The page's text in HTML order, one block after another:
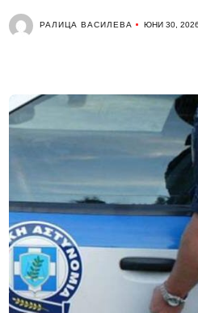
РАЛИЦА ВАСИЛЕВА ЮНИ 30, 2026